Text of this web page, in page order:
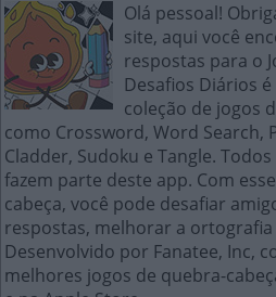
Olá pessoal!
site, aqui você
respostas para o
Desafios Diários
coleção de jogos
como Crossword, Word Search,
Cladder, Sudoku e Tangle.
fazem parte deste app. Com
cabeça, você pode desafiar
respostas, melhorar a ortografia
Desenvolvido por Fanatee, Inc,
melhores jogos de quebra-